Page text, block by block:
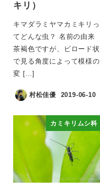
キリ）
キマダラミヤマカミキリっ
てどんな虫？ 名前の由来
茶褐色ですが、ビロード状
で見る角度によって模様の
変 […]
村松佳優 2019-06-10
カミキリムシ科